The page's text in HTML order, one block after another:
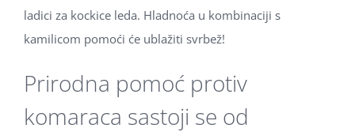
ladici za kockice leda. Hladnoća u kombinaciji s
kamilicom pomoći će ublažiti svrbež!
Prirodna pomoć protiv
komaraca sastoji se od